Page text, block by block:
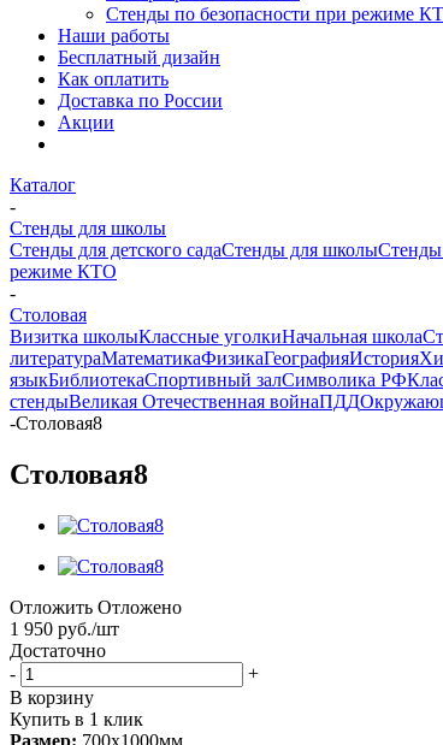
Стенды по безопасности при режиме
Наши работы
Бесплатный дизайн
Как оплатить
Доставка по России
Акции
Каталог
-
Стенды для школы
Стенды для детского садаСтенды для школы
режиме КТО
-
Столовая
Визитка школыКлассные уголкиНачальная школа
литератураМатематикаФизикаГеографияИстория
языкБиблиотекаСпортивный залСимволика РФ
стендыВеликая Отечественная войнаПДД
-Столовая8
Столовая8
Отложить Отложено
1 950 руб./шт
Достаточно
-
+
В корзину
Купить в 1 клик
Размер: 700х1000мм